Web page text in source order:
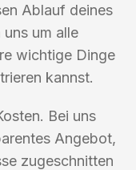
Ablauf deines
um alle
wichtige Dinge
kannst.
Bei uns
Angebot,
zugeschnitten